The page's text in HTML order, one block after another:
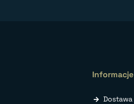
Informacje
Dostawa